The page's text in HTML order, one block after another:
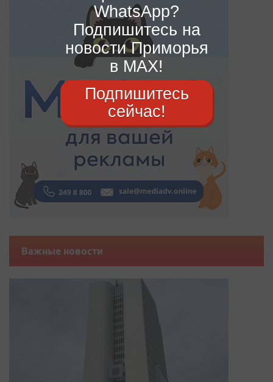
Важные новости
WhatsApp?
Подпишитесь на
новости Приморья
в MAX!
Подпишитесь
сейчас!